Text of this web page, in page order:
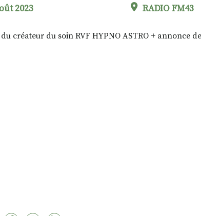
2023 RADIO FM43
créateur du soin RVF HYPNO ASTRO + annonce